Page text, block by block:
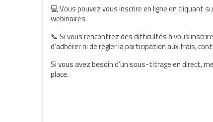
💻 Vous pouvez vous inscrire en ligne en cliquant
webinaires.
📞 Si vous rencontrez des difficultés à vous
d’adhérer ni de régler la participation aux frais,
Si vous avez besoin d’un sous-titrage en direct,
place.